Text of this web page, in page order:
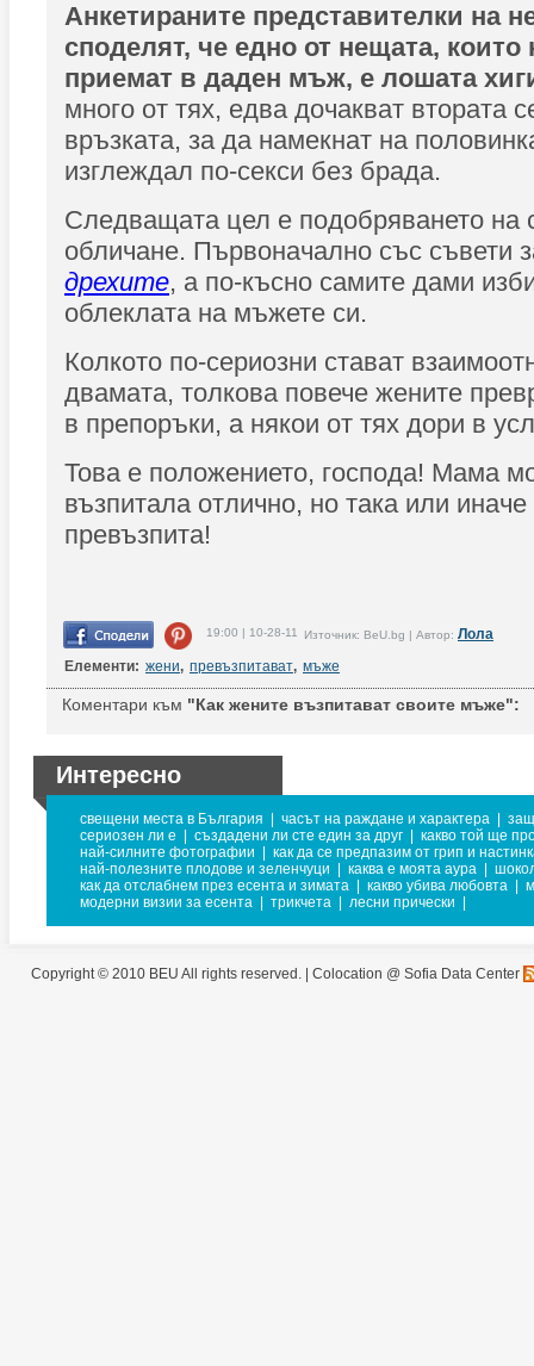
Анкетираните представителки на
споделят, че едно от нещата, които
приемат в даден мъж, е лошата
много от тях, едва дочакват втората
връзката, за да намекнат на
изглеждал по-секси без брада.
Следващата цел е подобряването на
обличане. Първоначално със съвети
дрехите, а по-късно самите дами
облеклата на мъжете си.
Колкото по-сериозни стават
двамата, толкова повече жените
в препоръки, а някои от тях дори в
Това е положението, господа! Мама
възпитала отлично, но така или
превъзпита!
19:00 | 10-28-11 Източник: BeU.bg | Автор: Лола
Елементи: жени, превъзпитават, мъже
Коментари към "Как жените възпитават своите мъже":
Интересно
свещени места в България часът на раждане и характера
сериозен ли е
създадени ли сте един за друг
какво той ще
най-силните фотографии
как да се предпазим от грип и
най-полезните плодове и зеленчуци
каква е моята аура
как да отслабнем през есента и зимата
какво убива любовта
модерни визии за есента
трикчета лесни прически
Copyright © 2010 BEU All rights reserved. | Colocation @ Sofia Data Center